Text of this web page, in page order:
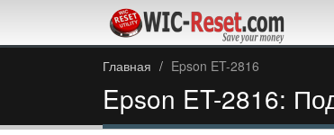
Главная Epson ET-2816
Epson ET-2816: